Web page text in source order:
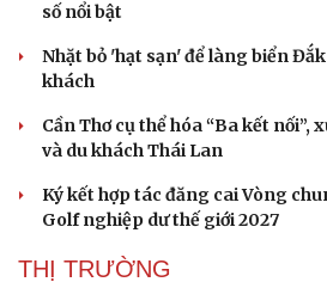
số nổi bật
Nhặt bỏ 'hạt sạn' để làng biển
khách
Cần Thơ cụ thể hóa “Ba kết nối”,
và du khách Thái Lan
Ký kết hợp tác đăng cai Vòng
Golf nghiệp dư thế giới 2027
THỊ TRƯỜNG